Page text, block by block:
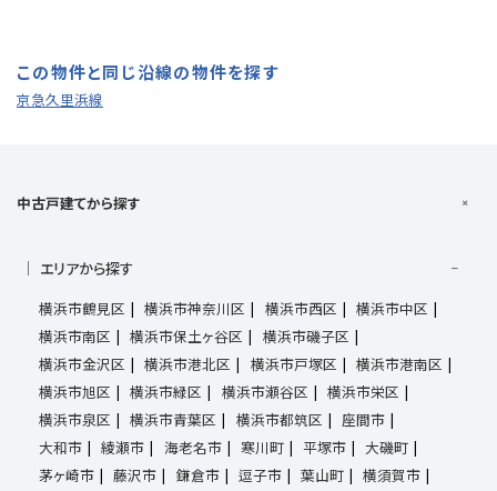
この物件と同じ沿線の物件を探す
京急久里浜線
中古戸建てから探す
エリアから探す
横浜市鶴見区
横浜市神奈川区 横浜市西区
横浜市中区
横浜市南区
横浜市保土ヶ谷区
横浜市磯子区
横浜市金沢区
横浜市港北区 横浜市戸塚区
横浜市港南区
横浜市旭区
横浜市緑区 横浜市瀬谷区
横浜市栄区
横浜市泉区
横浜市青葉区 横浜市都筑区
座間市
大和市
綾瀬市 海老名市 寒川町 平塚市
大磯町
茅ヶ崎市
藤沢市 鎌倉市 逗子市 葉山町
横須賀市